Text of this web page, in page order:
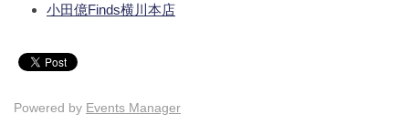
小田億Finds横川本店
Powered by Events Manager